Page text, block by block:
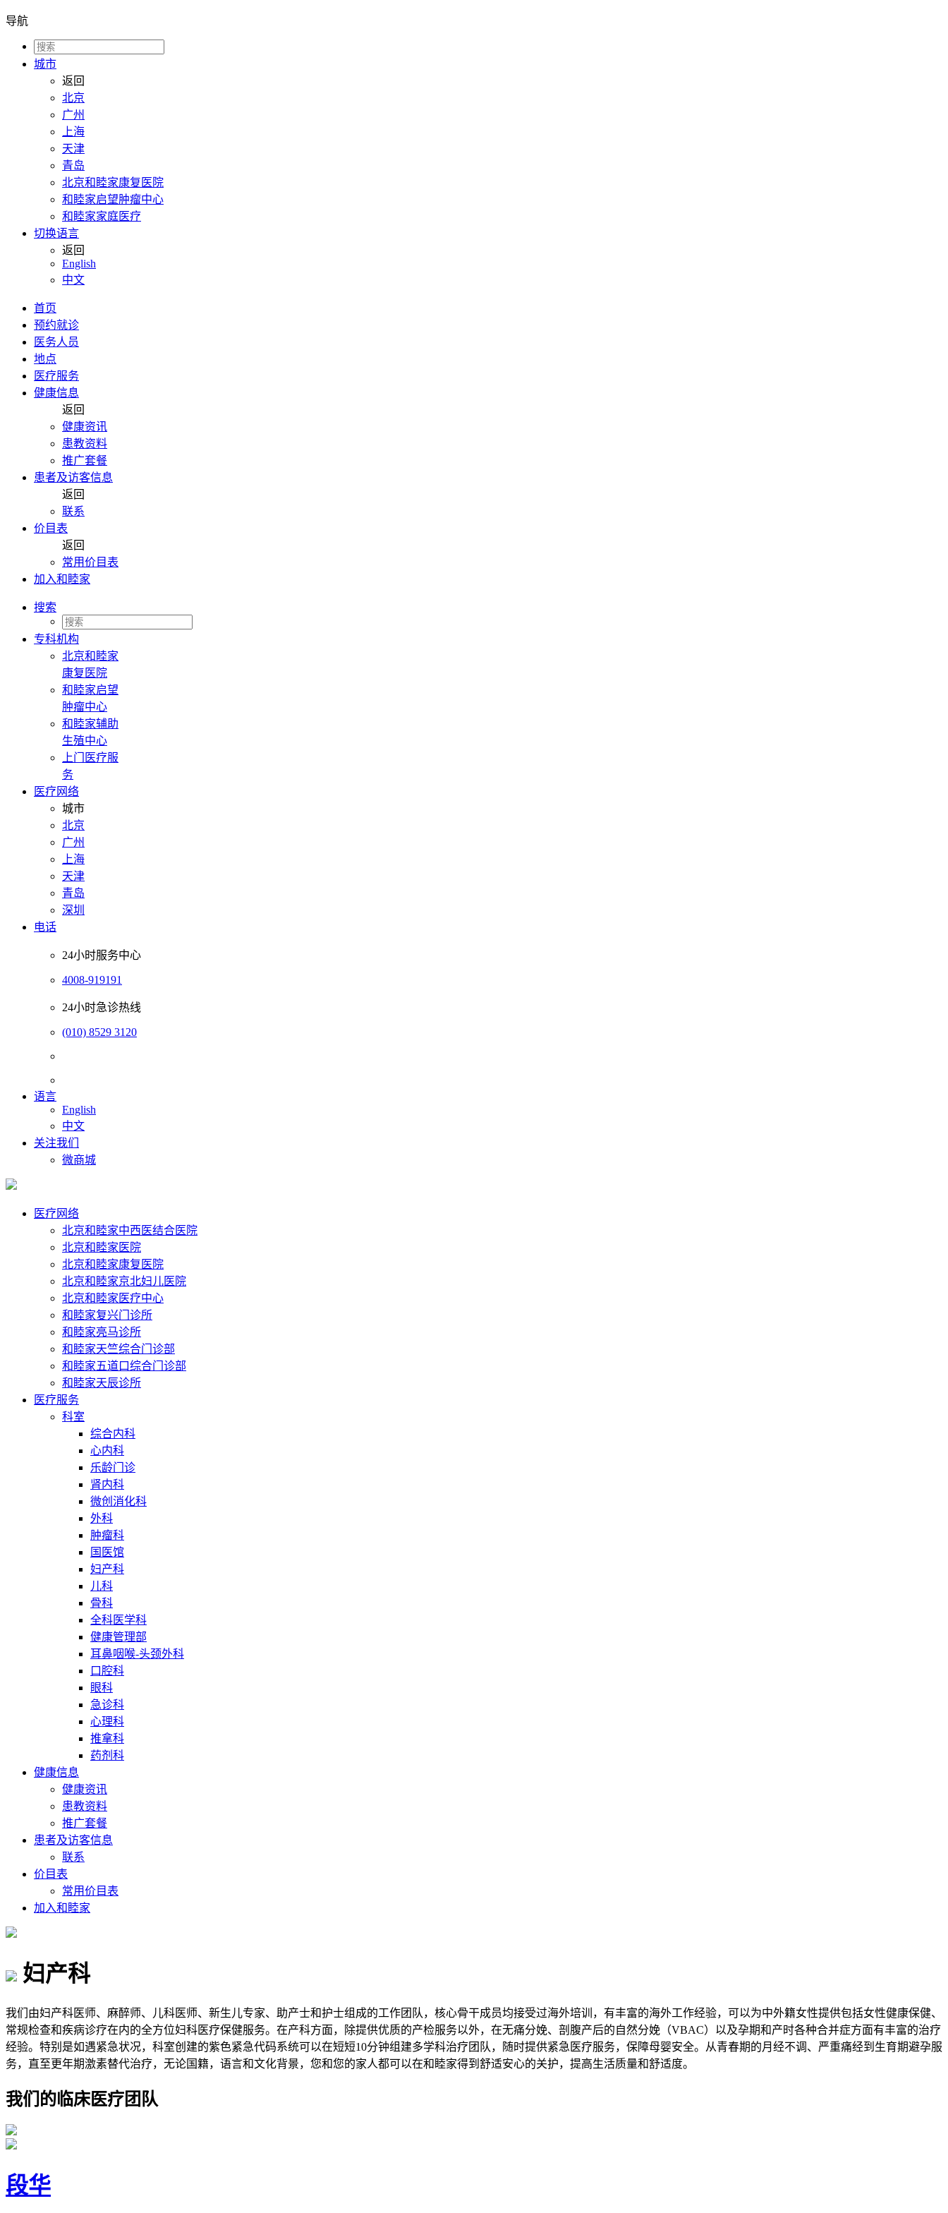
导航
城市
返回
北京
广州
上海
天津
青岛
北京和睦家康复医院
和睦家启望肿瘤中心
和睦家家庭医疗
切换语言
返回
English
中文
首页
预约就诊
医务人员
地点
医疗服务
健康信息
返回
健康资讯
患教资料
推广套餐
患者及访客信息
返回
联系
价目表
返回
常用价目表
加入和睦家
搜索
专科机构
北京和睦家
康复医院
和睦家启望
肿瘤中心
和睦家辅助
生殖中心
上门医疗服
务
医疗网络
城市
北京
广州
上海
天津
青岛
深圳
电话
24小时服务中心
4008-919191
24小时急诊热线
(010) 8529 3120
语言
English
中文
关注我们
微商城
医疗网络
北京和睦家中西医结合医院
北京和睦家医院
北京和睦家康复医院
北京和睦家京北妇儿医院
北京和睦家医疗中心
和睦家复兴门诊所
和睦家亮马诊所
和睦家天竺综合门诊部
和睦家五道口综合门诊部
和睦家天辰诊所
医疗服务
科室
综合内科
心内科
乐龄门诊
肾内科
微创消化科
外科
肿瘤科
国医馆
妇产科
儿科
骨科
全科医学科
健康管理部
耳鼻咽喉-头颈外科
口腔科
眼科
急诊科
心理科
推拿科
药剂科
健康信息
健康资讯
患教资料
推广套餐
患者及访客信息
联系
价目表
常用价目表
加入和睦家
妇产科
我们由妇产科医师、麻醉师、儿科医师、新生儿专家、助产士和护士组成的工作团队，核心骨干成员均接受过海外培训，有丰富的海外工作经验，可以为中外籍女性提供包括女性健康保健、
常规检查和疾病诊疗在内的全方位妇科医疗保健服务。在产科方面，除提供优质的产检服务以外，在无痛分娩、剖腹产后的自然分娩（VBAC）以及孕期和产时各种合并症方面有丰富的治疗
经验。特别是如遇紧急状况，科室创建的紫色紧急代码系统可以在短短10分钟组建多学科治疗团队，随时提供紧急医疗服务，保障母婴安全。从青春期的月经不调、严重痛经到生育期避孕服
务，直至更年期激素替代治疗，无论国籍，语言和文化背景，您和您的家人都可以在和睦家得到舒适安心的关护，提高生活质量和舒适度。
我们的临床医疗团队
段华